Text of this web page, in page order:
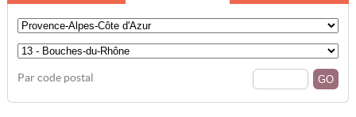
Par code postal